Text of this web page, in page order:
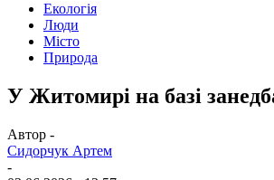
Екологія
Люди
Місто
Природа
У Житомирі на базі
Автор -
Сидорчук Артем
-